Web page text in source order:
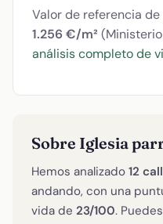
Valor de referencia
1.256 €/m²
análisis completo de
Sobre Iglesia
Hemos analizado 12
andando, con una
vida de 23/100.